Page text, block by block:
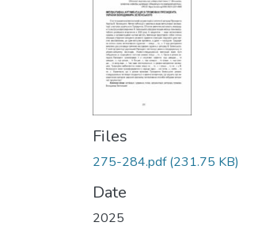
Files
275-284.pdf(231.75 KB)
Date
2025